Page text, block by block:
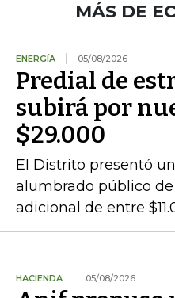
MÁS DE
ENERGÍA 05/08/2026
Predial de
subirá por
$29.000
El Distrito presentó
alumbrado público
adicional de entre
HACIENDA 05/08/2026